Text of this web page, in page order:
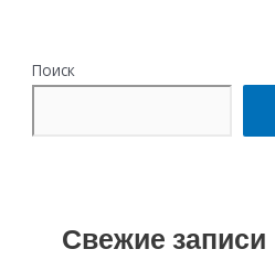
ПОТЕНЦИАЛА
ОРГАНИЗАЦИЙ
ВОСТРЕБОВАННОСТИ
Поиск
Свежие записи